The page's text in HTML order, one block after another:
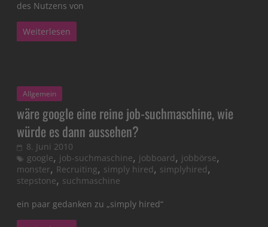
des Nutzens von
Weiterlesen
Allgemein
wäre google eine reine job-suchmaschine, wie
würde es dann aussehen?
8. Juni 2010
google, job-suchmaschine, jobboard, jobbörse,
monster, Recruiting, simply hired, simplyhired,
stepstone, suchmaschine
ein paar gedanken zu „simply hired“